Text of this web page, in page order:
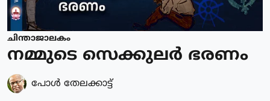
ചിന്താജാലകം
നമ്മുടെ സെക്കുലർ ഭരണം
പോള്‍ തേലക്കാട്ട്‌